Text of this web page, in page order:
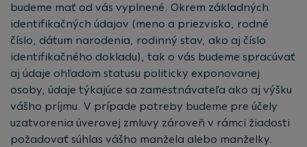
budeme mať od vás vyplnené. Okrem základných
identifikačných údajov (meno a priezvisko, rodné
číslo, dátum narodenia, rodinný stav, ako aj číslo
identifikačného dokladu), tak o vás budeme spracúvať
aj údaje ohľadom statusu politicky exponovanej
osoby, údaje týkajúce sa zamestnávateľa ako aj výšku
vášho príjmu. V prípade potreby budeme pre účely
uzatvorenia úverovej zmluvy zároveň v rámci žiadosti
požadovať súhlas vášho manžela alebo manželky.